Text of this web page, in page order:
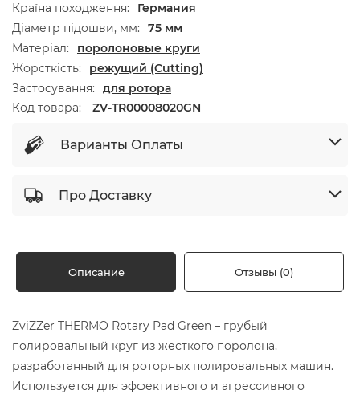
Країна походження
Германия
Діаметр підошви, мм
75 мм
Матеріал
поролоновые круги
Жорсткість
режущий (Cutting)
Застосування
для ротора
Код товара:
ZV-TR00008020GN
Варианты Оплаты
Про Доставку
Описание Отзывы (0)
ZviZZer THERMO Rotary Pad Green – грубый
полировальный круг из жесткого поролона,
разработанный для роторных полировальных машин.
Используется для эффективного и агрессивного